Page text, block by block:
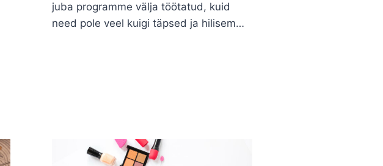
juba programme välja töötatud, kuid
need pole veel kuigi täpsed ja hilisem…